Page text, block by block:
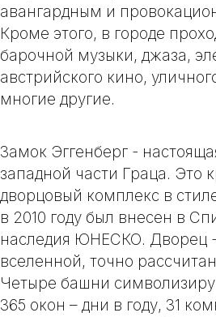
авангардным и
Кроме этого, в городе
барочной музыки, джаза,
австрийского кино,
многие другие.
Замок Эггенберг -
западной части Граца. Это
дворцовый комплекс в
в 2010 году был внесен в
наследия ЮНЕСКО. Дворец -
вселенной, точно
Четыре башни
365 окон – дни в году, 31